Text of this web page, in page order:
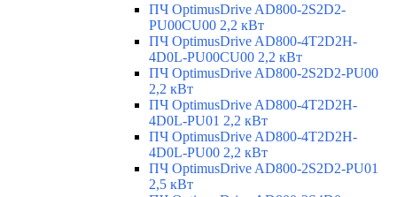
ПЧ OptimusDrive AD800-2S2D2-
PU00CU00 2,2 кВт
ПЧ OptimusDrive AD800-4T2D2H-
4D0L-PU00CU00 2,2 кВт
ПЧ OptimusDrive AD800-2S2D2-PU00
2,2 кВт
ПЧ OptimusDrive AD800-4T2D2H-
4D0L-PU01 2,2 кВт
ПЧ OptimusDrive AD800-4T2D2H-
4D0L-PU00 2,2 кВт
ПЧ OptimusDrive AD800-2S2D2-PU01
2,5 кВт